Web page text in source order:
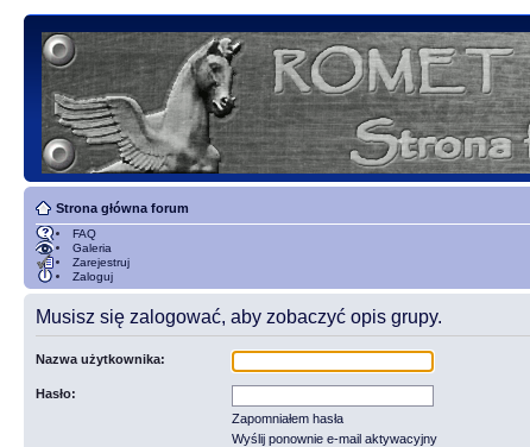
Strona główna forum
FAQ
Galeria
Zarejestruj
Zaloguj
Musisz się zalogować, aby zobaczyć opis grupy.
Nazwa użytkownika:
Hasło:
Zapomniałem hasła
Wyślij ponownie e-mail aktywacyjny